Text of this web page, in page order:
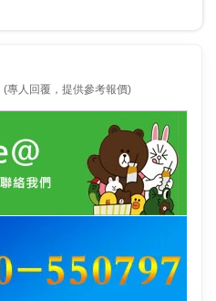
(專人回覆，提供參考報價)